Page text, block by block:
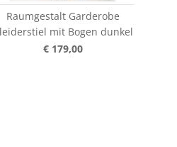
Raumgestalt Garderobe
mit Bogen dunkel
€ 179,00